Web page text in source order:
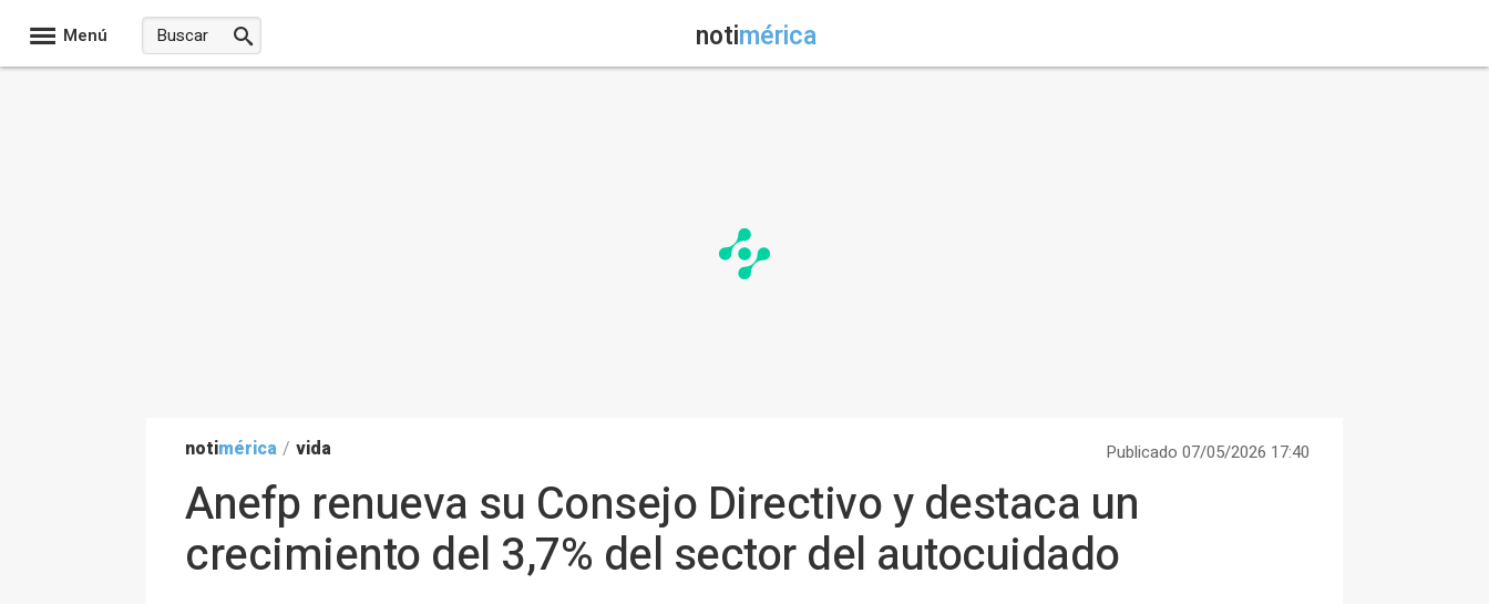
Menú notimérica
notimérica / vida Publicado 07/05/2026 17:40
Anefp renueva su Consejo Directivo y destaca un
crecimiento del 3,7% del sector del autocuidado